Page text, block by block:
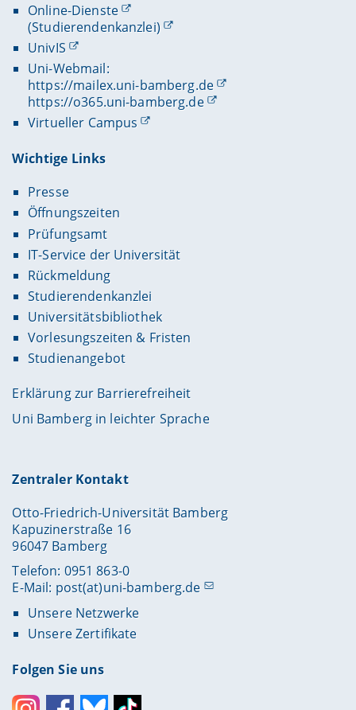
Online-Dienste
(Studierendenkanzlei)
UnivIS
Uni-Webmail:
https://mailex.uni-bamberg.de
https://o365.uni-bamberg.de
Virtueller Campus
Wichtige Links
Presse
Öffnungszeiten
Prüfungsamt
IT-Service der Universität
Rückmeldung
Studierendenkanzlei
Universitätsbibliothek
Vorlesungszeiten & Fristen
Studienangebot
Erklärung zur Barrierefreiheit
Uni Bamberg in leichter Sprache
Zentraler Kontakt
Otto-Friedrich-Universität Bamberg
Kapuzinerstraße 16
96047 Bamberg
Telefon: 0951 863-0
E-Mail: post(at)uni-bamberg.de
Unsere Netzwerke
Unsere Zertifikate
Folgen Sie uns